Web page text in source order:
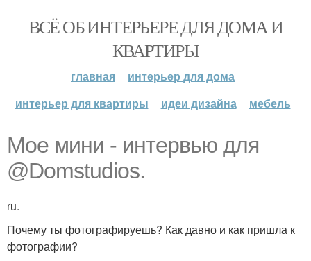
ВСЁ ОБ ИНТЕРЬЕРЕ ДЛЯ ДОМА И
КВАРТИРЫ
главная
интерьер для дома
интерьер для квартиры
идеи дизайна мебель
Мое мини - интервью для
@Domstudios.
ru.
Почему ты фотографируешь? Как давно и как пришла к
фотографии?